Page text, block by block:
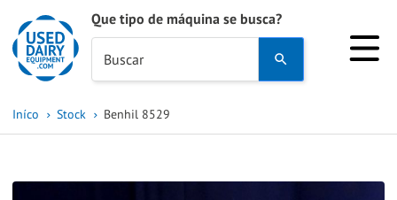
Que tipo de máquina se busca?
Buscar
Iníco Stock Benhil 8529